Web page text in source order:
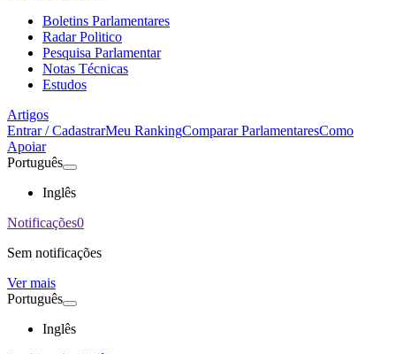
Boletins Parlamentares
Radar Politico
Pesquisa Parlamentar
Notas Técnicas
Estudos
Artigos
Entrar / CadastrarMeu RankingComparar ParlamentaresComo
Apoiar
Português
Inglês
Notificações0
Sem notificações
Ver mais
Português
Inglês